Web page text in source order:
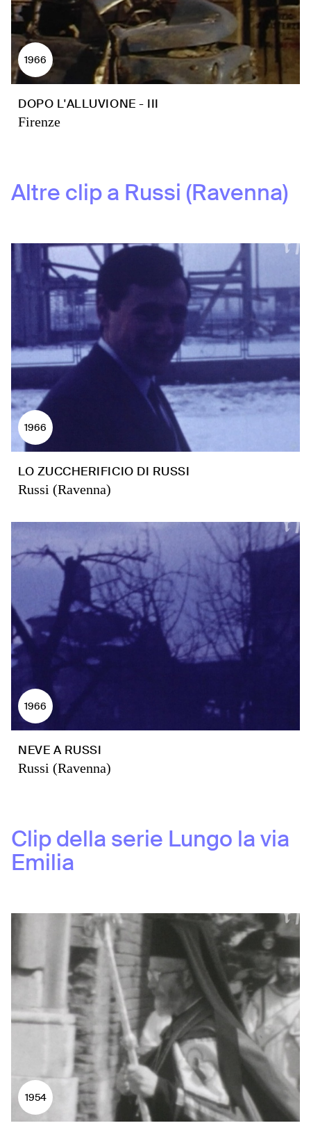
1966
DOPO L'ALLUVIONE - III
Firenze
Altre clip a Russi (Ravenna)
1966
LO ZUCCHERIFICIO DI RUSSI
Russi (Ravenna)
1966
NEVE A RUSSI
Russi (Ravenna)
Clip della serie Lungo la via
Emilia
1954